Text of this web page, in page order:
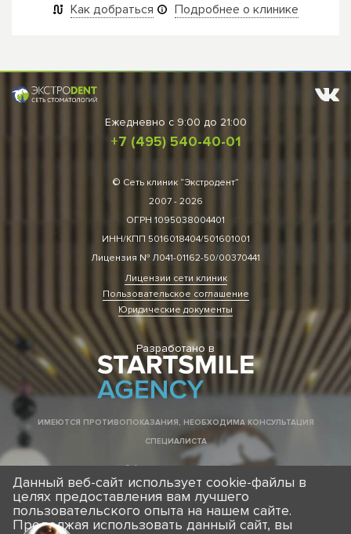
Как добраться
Подробнее о клинике
Ежедневно c 9:00 до 21:00
+7 (495) 540-40-01
© Сеть клиник “Экстродент”
2007 - 2026
ОГРН 1095038004401
ИНН/КПП 5016018404/501601001
Лицензия № Л041-01162-50/00370441
Лицензии сети клиник
Пользовательское соглашение
Юридические документы
Разработано в
ИМЕЮТСЯ ПРОТИВОПОКАЗАНИЯ, НЕОБХОДИМА КОНСУЛЬТАЦИЯ
СПЕЦИАЛИСТА
Все права защищены. Обращаем ваше внимание на то, что данный
Интернет-сайт носит исключительно информационный характер
и ни при каких условиях не является публичной офертой,
определяемой положениями Статьи 437 Гражданского кодекса РФ.
Данный веб-сайт использует cookie-файлы в
целях предоставления вам лучшего
пользовательского опыта на нашем сайте.
Продолжая использовать данный сайт, вы